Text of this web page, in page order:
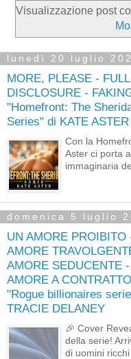
Visualizzazione post
lunedì 20 luglio
MORE, PLEASE - FULL
DISCLOSURE -
"Homefront: The
Series" di KATE ASTER
Con la
Aster ci porta
immaginaria
domenica 5 luglio
UN AMORE PROIBITO
AMORE
AMORE SEDUCENTE
AMORE A CONTRATTO
"Rogue billionaires
TRACIE DELANEY
🎉 Cover
della serie!
di uomini